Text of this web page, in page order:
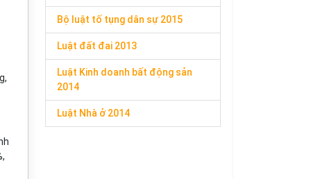
Bộ luật tố tụng dân sự 2015
Luật đất đai 2013
Luật Kinh doanh bất động sản
2014
Luật Nhà ở 2014